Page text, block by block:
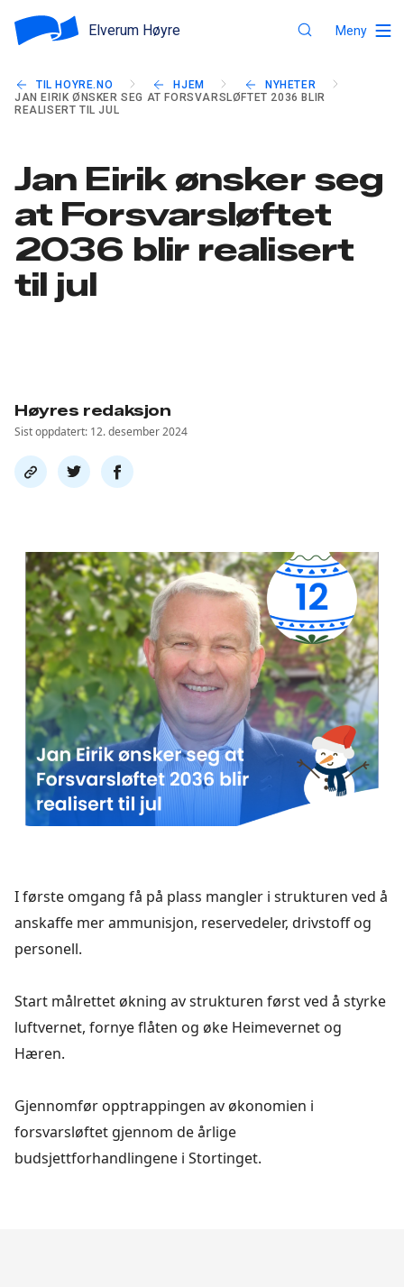
Elverum Høyre Meny
TIL HOYRE.NO HJEM
NYHETER
JAN EIRIK ØNSKER SEG AT FORSVARSLØFTET 2036 BLIR
REALISERT TIL JUL
Jan Eirik ønsker seg
at Forsvarsløftet
2036 blir realisert
til jul
Høyres redaksjon
Sist oppdatert: 12. desember 2024
Del
link
Del
på
Del
på
I første omgang få på plass mangler i strukturen ved å
anskaffe mer ammunisjon, reservedeler, drivstoff og
personell.
Start målrettet økning av strukturen først ved å styrke
luftvernet, fornye flåten og øke Heimevernet og
Hæren.
Gjennomfør opptrappingen av økonomien i
forsvarsløftet gjennom de årlige
budsjettforhandlingene i Stortinget.